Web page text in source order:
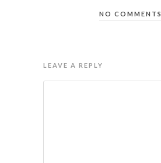
NO COMMENTS
LEAVE A REPLY